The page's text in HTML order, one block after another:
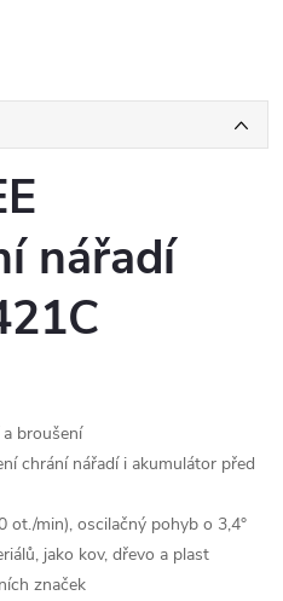
nářadí
broušení
chrání nářadí i akumulátor před
min), oscilačný pohyb o 3,4°
jako kov, dřevo a plast
značek